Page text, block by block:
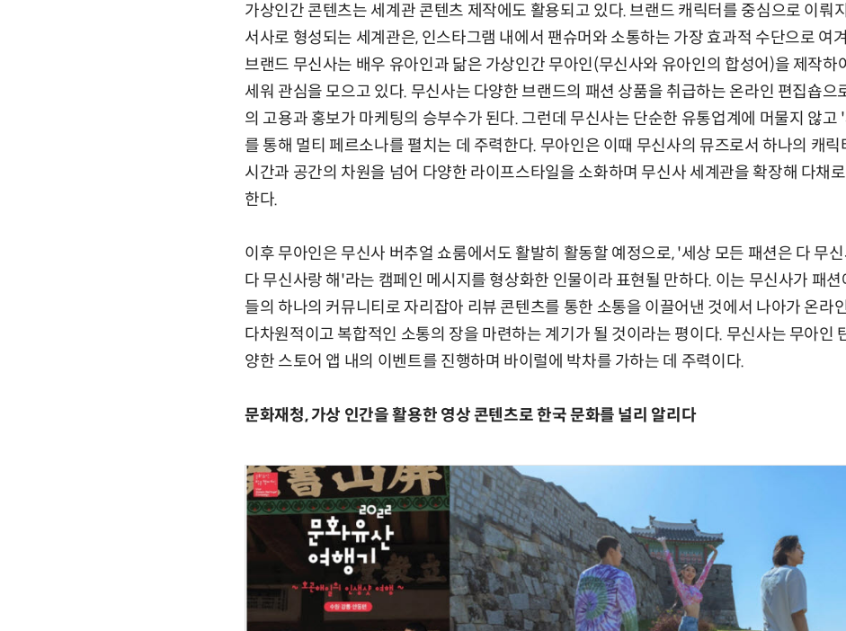
가상인간 콘텐츠는 세계관 콘텐츠 제작에도 활용되고 있다. 브랜드 캐릭터를 중심으로 이뤄
서사로 형성되는 세계관은, 인스타그램 내에서 팬슈머와 소통하는 가장 효과적 수단으로 여
브랜드 무신사는 배우 유아인과 닮은 가상인간 무아인(무신사와 유아인의 합성어)을 제작하
세워 관심을 모으고 있다. 무신사는 다양한 브랜드의 패션 상품을 취급하는 온라인 편집숍으
의 고용과 홍보가 마케팅의 승부수가 된다. 그런데 무신사는 단순한 유통업계에 머물지 않고
를 통해 멀티 페르소나를 펼치는 데 주력한다. 무아인은 이때 무신사의 뮤즈로서 하나의 캐릭
시간과 공간의 차원을 넘어 다양한 라이프스타일을 소화하며 무신사 세계관을 확장해 다채
한다.
이후 무아인은 무신사 버추얼 쇼룸에서도 활발히 활동할 예정으로, '세상 모든 패션은 다 무
다 무신사랑 해'라는 캠페인 메시지를 형상화한 인물이라 표현될 만하다. 이는 무신사가 패션
들의 하나의 커뮤니티로 자리잡아 리뷰 콘텐츠를 통한 소통을 이끌어낸 것에서 나아가 온라
다차원적이고 복합적인 소통의 장을 마련하는 계기가 될 것이라는 평이다. 무신사는 무아인
양한 스토어 앱 내의 이벤트를 진행하며 바이럴에 박차를 가하는 데 주력이다.
문화재청, 가상 인간을 활용한 영상 콘텐츠로 한국 문화를 널리 알리다